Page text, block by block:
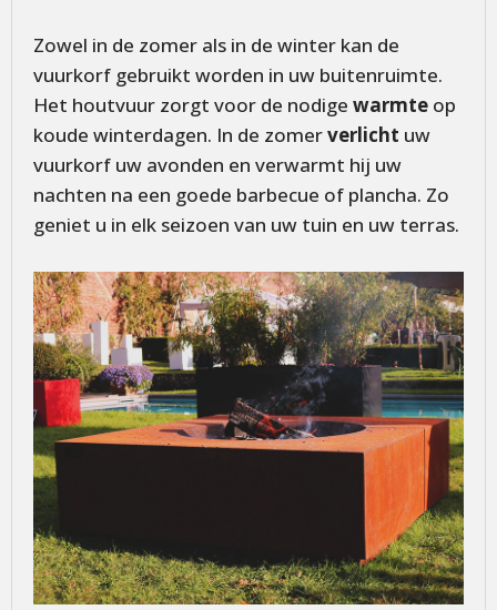
Zowel in de zomer als in de winter kan de
vuurkorf gebruikt worden in uw buitenruimte.
Het houtvuur zorgt voor de nodige warmte op
koude winterdagen. In de zomerverlicht uw
vuurkorf uw avonden en verwarmt hij uw
nachten na een goede barbecue of plancha. Zo
geniet u in elk seizoen van uw tuin en uw terras.